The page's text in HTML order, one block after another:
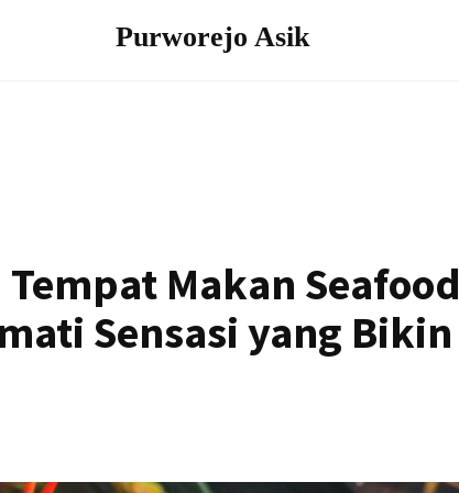
Purworejo Asik
Makan
Sensasi yang Bikin